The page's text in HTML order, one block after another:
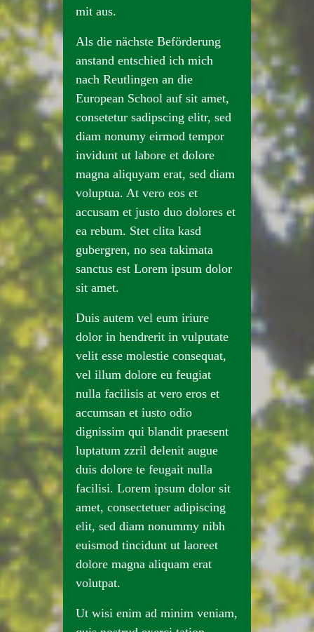
mit aus.
Als die nächste Beförderung
anstand entschied ich mich
nach Reutlingen an die
European School auf sit amet,
consetetur sadipscing elitr, sed
diam nonumy eirmod tempor
invidunt ut labore et dolore
magna aliquyam erat, sed diam
voluptua. At vero eos et
accusam et justo duo dolores et
ea rebum. Stet clita kasd
gubergren, no sea takimata
sanctus est Lorem ipsum dolor
sit amet.
Duis autem vel eum iriure
dolor in hendrerit in vulputate
velit esse molestie consequat,
vel illum dolore eu feugiat
nulla facilisis at vero eros et
accumsan et iusto odio
dignissim qui blandit praesent
luptatum zzril delenit augue
duis dolore te feugait nulla
facilisi. Lorem ipsum dolor sit
amet, consectetuer adipiscing
elit, sed diam nonummy nibh
euismod tincidunt ut laoreet
dolore magna aliquam erat
volutpat.
Ut wisi enim ad minim veniam,